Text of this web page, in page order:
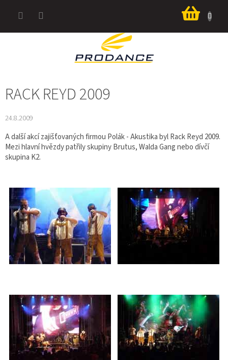
košík
RACK REYD 2009
24.8.2009
A další akcí zajišťovaných firmou Polák - Akustika byl Rack Reyd 2009.
Mezi hlavní hvězdy patřily skupiny Brutus, Walda Gang nebo dívčí
skupina K2.